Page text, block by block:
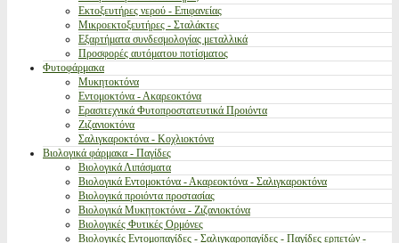
Εκτοξευτήρες νερού - Επιφανείας
Μικροεκτοξευτήρες - Σταλάκτες
Εξαρτήματα συνδεσμολογίας μεταλλικά
Προσφορές αυτόματου ποτίσματος
Φυτοφάρμακα
Μυκητοκτόνα
Εντομοκτόνα - Ακαρεοκτόνα
Ερασιτεχνικά Φυτοπροστατευτικά Προιόντα
Ζιζανιοκτόνα
Σαλιγκαροκτόνα - Κοχλιοκτόνα
Βιολογικά φάρμακα - Παγίδες
Βιολογικά Λιπάσματα
Βιολογικά Εντομοκτόνα - Ακαρεοκτόνα - Σαλιγκαροκτόνα
Βιολογικά προιόντα προστασίας
Βιολογικά Μυκητοκτόνα - Ζιζανιοκτόνα
Βιολογικές Φυτικές Ορμόνες
Βιολογικές Εντομοπαγίδες - Σαλιγκαροπαγίδες - Παγίδες ερπετών -